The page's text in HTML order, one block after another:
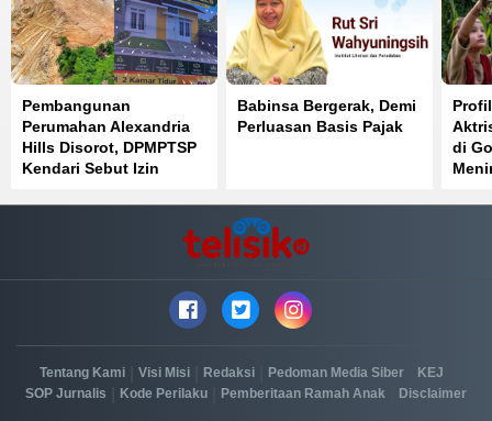
Pembangunan
Perumahan Alexandria
Hills Disorot, DPMPTSP
Kendari Sebut Izin
Babinsa Bergerak, Demi
Perluasan Basis Pajak
di
Tentang Kami Visi Misi Redaksi Pedoman Media Siber KEJ
SOP Jurnalis Kode Perilaku Pemberitaan Ramah Anak Disclaimer